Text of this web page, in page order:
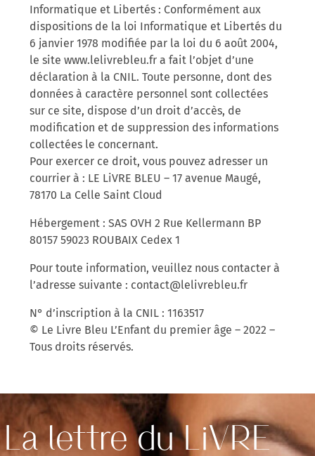
Informatique et Libertés : Conformément aux
dispositions de la loi Informatique et Libertés du
6 janvier 1978 modifiée par la loi du 6 août 2004,
le site www.lelivrebleu.fr a fait l’objet d’une
déclaration à la CNIL. Toute personne, dont des
données à caractère personnel sont collectées
sur ce site, dispose d’un droit d’accès, de
modification et de suppression des informations
collectées le concernant.
Pour exercer ce droit, vous pouvez adresser un
courrier à : LE LiVRE BLEU – 17 avenue Maugé,
78170 La Celle Saint Cloud
Hébergement : SAS OVH 2 Rue Kellermann BP
80157 59023 ROUBAIX Cedex 1
Pour toute information, veuillez nous contacter à
l’adresse suivante : contact@lelivrebleu.fr
N° d’inscription à la CNIL : 1163517
© Le Livre Bleu L’Enfant du premier âge – 2022 –
Tous droits réservés.
La lettre du LiVRE